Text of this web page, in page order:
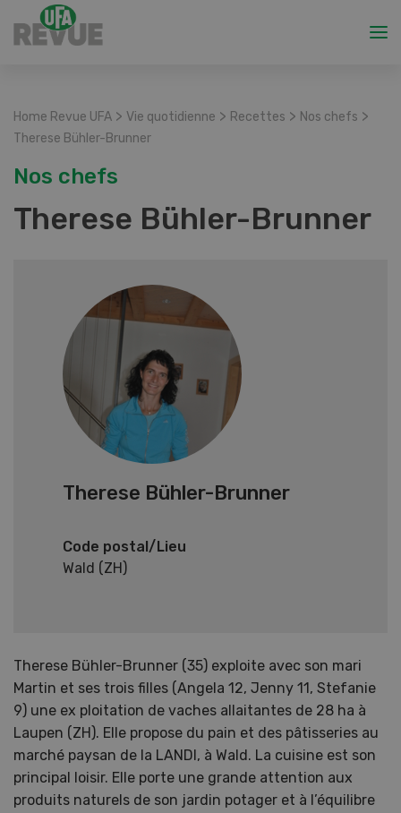
Home Revue UFA > Vie quotidienne > Recettes > Nos chefs >
Therese Bühler-Brunner
Nos chefs
Therese Bühler-Brunner
Therese Bühler-Brunner
Code postal/Lieu
Wald (ZH)
Therese Bühler-Brunner (35) exploite avec son mari
Martin et ses trois filles (Angela 12, Jenny 11, Stefanie
9) une ex ploitation de vaches allaitantes de 28 ha à
Laupen (ZH). Elle propose du pain et des pâtisseries au
marché paysan de la LANDI, à Wald. La cuisine est son
principal loisir. Elle porte une grande attention aux
produits naturels de son jardin potager et à l’équilibre